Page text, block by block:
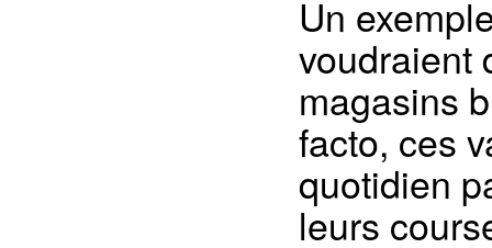
Un
voudraient
magasins
facto, ces
quotidien
leurs